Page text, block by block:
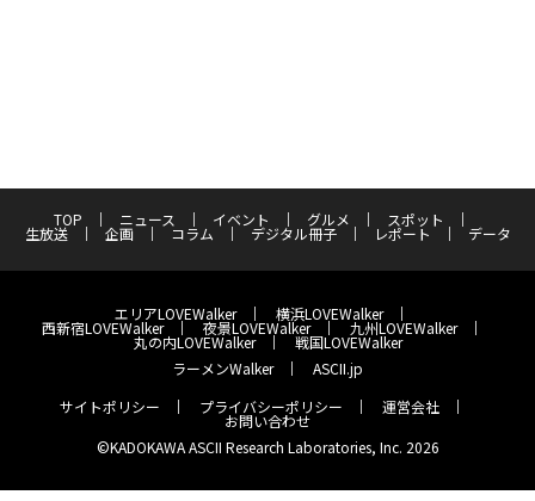
TOP ニュース イベント グルメ スポット
生放送 企画 コラム デジタル冊子 レポート データ
エリアLOVEWalker 横浜LOVEWalker
西新宿LOVEWalker 夜景LOVEWalker 九州LOVEWalker
丸の内LOVEWalker
戦国LOVEWalker
ラーメンWalker
ASCII.jp
サイトポリシー
プライバシーポリシー 運営会社
お問い合わせ
©KADOKAWA ASCII Research Laboratories, Inc. 2026